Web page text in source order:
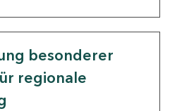
besonderer
regionale